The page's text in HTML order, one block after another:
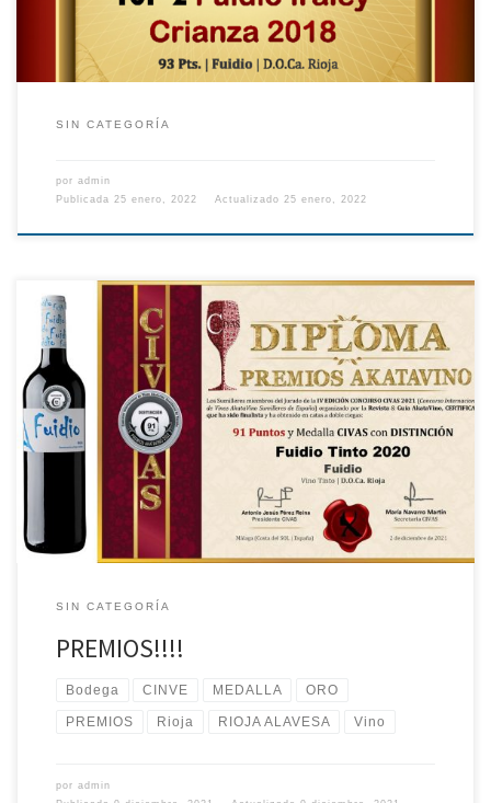
SIN CATEGORÍA
por admin
Publicada 25 enero, 2022 Actualizado 25 enero, 2022
Nuestros vinos han conseguido UNA MEDALLA DE ORO Y DOS
MEDALLAS DE PLATA en el CONCURSO CIVAS 2021. Nos sentimos
muy orgullosos de nuestros vinos que han sido galardonados entre
mas de 3.000 vinos en una doble cata a ciegas. Brindamos con y
por ellos. Salud!!!
SIN CATEGORÍA
PREMIOS!!!!
Bodega CINVE MEDALLA ORO
PREMIOS Rioja RIOJA ALAVESA Vino
por admin